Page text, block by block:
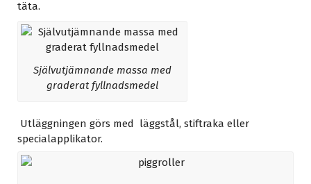
täta.
Självutjämnande massa med
graderat fyllnadsmedel
Utläggningen görs med läggstål, stiftraka eller
specialapplikator.